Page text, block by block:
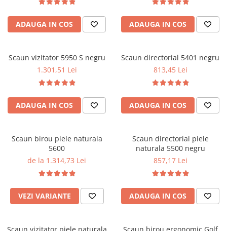
Performanta la Birou
ADAUGA IN COS ADAUGA IN COS
Scaun vizitator 5950 S negru
1.301,51 Lei
ADAUGA IN COS
Scaun directorial 5401 negru
813,45 Lei
ADAUGA IN COS
Scaun birou piele naturala
5600
de la 1.314,73 Lei
VEZI VARIANTE
Scaun directorial piele
naturala 5500 negru
857,17 Lei
ADAUGA IN COS